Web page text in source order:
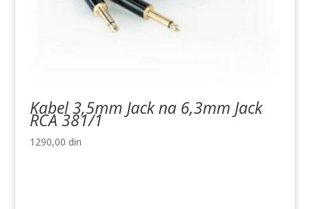
Kabel 3,5mm Jack na 6,3mm Jack
RCA 381/1
1290,00 din